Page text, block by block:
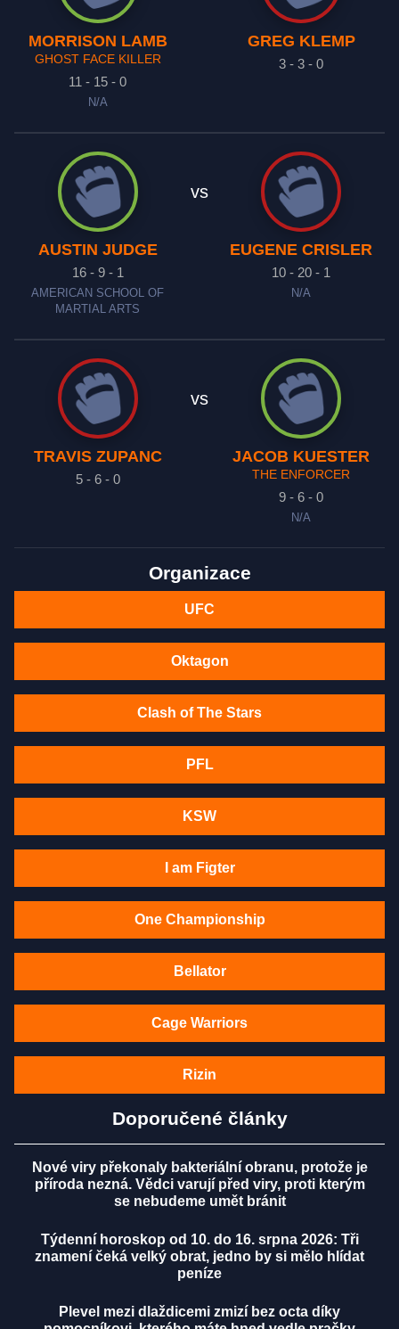
MORRISON LAMB
GHOST FACE KILLER
11 - 15 - 0
N/A
GREG KLEMP
3 - 3 - 0
AUSTIN JUDGE
16 - 9 - 1
AMERICAN SCHOOL OF
MARTIAL ARTS
vs
EUGENE CRISLER
10 - 20 - 1
N/A
TRAVIS ZUPANC
5 - 6 - 0
vs
JACOB KUESTER
THE ENFORCER
9 - 6 - 0
N/A
Organizace
UFC
Oktagon
Clash of The Stars
PFL
KSW
I am Figter
One Championship
Bellator
Cage Warriors
Rizin
Doporučené články
Nové viry překonaly bakteriální obranu, protože je
příroda nezná. Vědci varují před viry, proti kterým
se nebudeme umět bránit
Týdenní horoskop od 10. do 16. srpna 2026: Tři
znamení čeká velký obrat, jedno by si mělo hlídat
peníze
Plevel mezi dlaždicemi zmizí bez octa díky